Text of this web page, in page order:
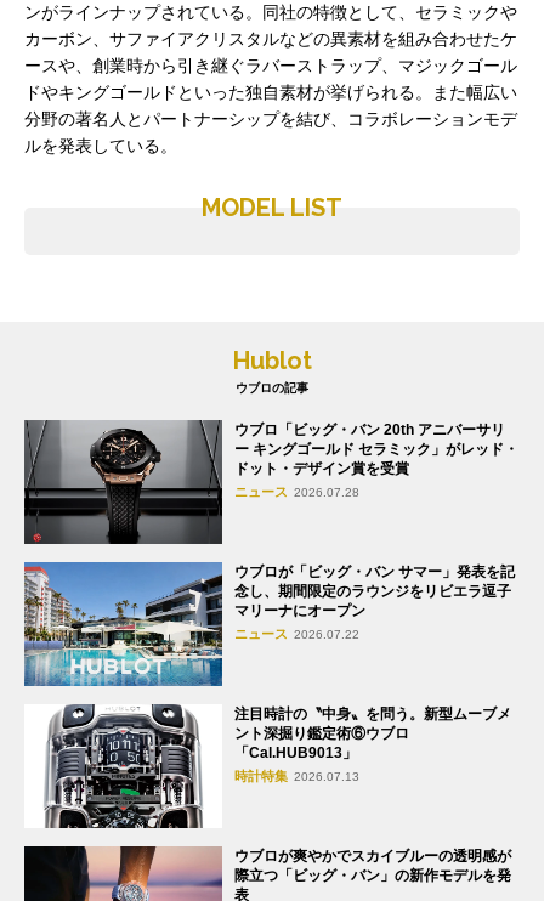
ンがラインナップされている。同社の特徴として、セラミックや
カーボン、サファイアクリスタルなどの異素材を組み合わせたケ
ースや、創業時から引き継ぐラバーストラップ、マジックゴール
ドやキングゴールドといった独自素材が挙げられる。また幅広い
分野の著名人とパートナーシップを結び、コラボレーションモデ
ルを発表している。
MODEL LIST
Hublot
ウブロの記事
ウブロ「ビッグ・バン 20th アニバーサリ
ー キングゴールド セラミック」がレッド・
ドット・デザイン賞を受賞
ニュース 2026.07.28
ウブロが「ビッグ・バン サマー」発表を記
念し、期間限定のラウンジをリビエラ逗子
マリーナにオープン
ニュース 2026.07.22
注目時計の〝中身〟を問う。新型ムーブメ
ント深掘り鑑定術⑥ウブロ
「Cal.HUB9013」
時計特集 2026.07.13
ウブロが爽やかでスカイブルーの透明感が
際立つ「ビッグ・バン」の新作モデルを発
表